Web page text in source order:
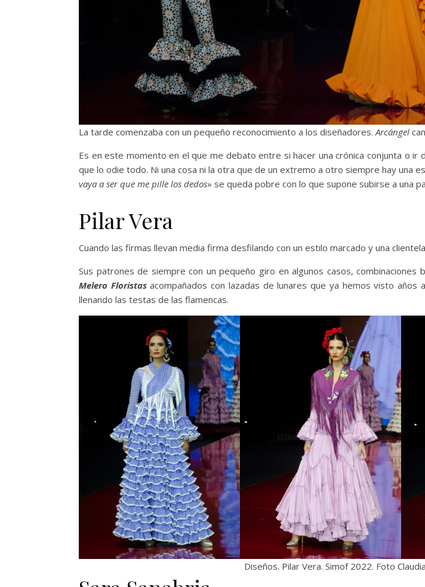
La tarde comenzaba con un pequeño reconocimiento a los diseñadores. Arcángel
Es en este momento en el que me debato entre si hacer una crónica conjunta o
que lo odie todo. Ni una cosa ni la otra que de un extremo a otro siempre hay una
vaya a ser que me pille los dedos» se queda pobre con lo que supone subirse a una
Pilar Vera
Cuando las firmas llevan media firma desfilando con un estilo marcado y una
Sus patrones de siempre con un pequeño giro en algunos casos,
Melero Floristasacompañados con lazadas de lunares que ya hemos visto
llenando las testas de las flamencas.
Diseños. Pilar Vera. Simof 2022. Foto